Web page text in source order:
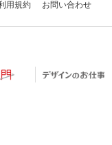
用規約 お問い合わせ